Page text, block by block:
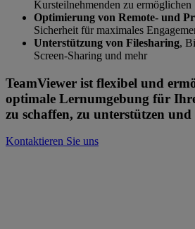
Kursteilnehmenden zu ermöglichen
Optimierung von Remote- und
Sicherheit für maximales
Unterstützung von Filesharing,
Screen-Sharing und mehr
TeamViewer ist flexibel und
optimale Lernumgebung für
zu schaffen, zu unterstützen und
Kontaktieren Sie uns